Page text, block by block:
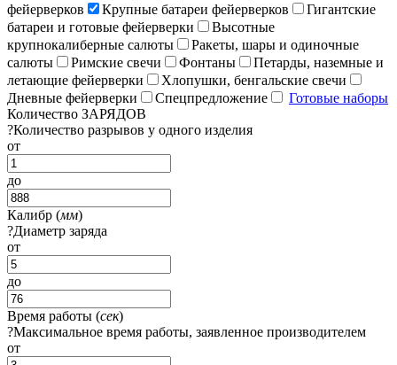
фейерверков
Крупные батареи фейерверков
Гигантские
батареи и готовые фейерверки
Высотные
крупнокалиберные салюты
Ракеты, шары и одиночные
салюты
Римские свечи Фонтаны
Петарды, наземные и
летающие фейерверки
Хлопушки, бенгальские свечи
Дневные фейерверки
Спецпредложение
Готовые наборы
Количество ЗАРЯДОВ
?Количество разрывов у одного изделия
от
до
Калибр (мм)
?Диаметр заряда
от
до
Время работы (сек)
?Максимальное время работы, заявленное производителем
от